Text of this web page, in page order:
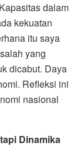
dalam
kekuatan
itu saya
yang
dicabut. Daya
Refleksi ini
nasional
Dinamika